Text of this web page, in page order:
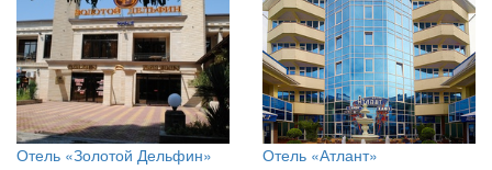
Отель «Золотой Дельфин» Отель «Атлант»